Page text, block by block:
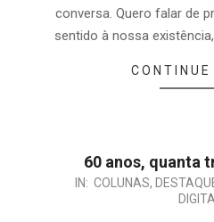
conversa. Quero falar de
sentido à nossa
CONTINUE
60 anos, quanta
IN: COLUNAS,
DIGITAL